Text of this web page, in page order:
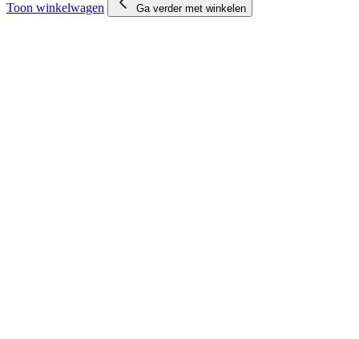
Toon winkelwagen Ga verder met winkelen